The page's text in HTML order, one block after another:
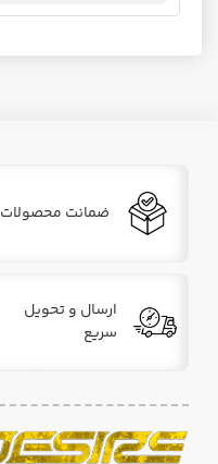
ضمانت محصولات
ارسال و تحویل
سریع